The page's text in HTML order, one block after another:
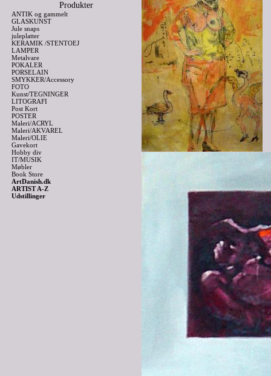
Produkter
ANTIK og gammelt
GLASKUNST
Jule snaps
juleplatter
KERAMIK /STENTOEJ
LAMPER
Metalvare
POKALER
PORSELAIN
SMYKKER/Accessory
FOTO
Kunst/TEGNINGER
LITOGRAFI
Post Kort
POSTER
Maleri/ACRYL
Maleri/AKVAREL
Maleri/OLIE
Gavekort
Hobby div
IT/MUSIK
Møbler
Book Store
ArtDanish.dk
ARTIST A-Z
Udstillinger